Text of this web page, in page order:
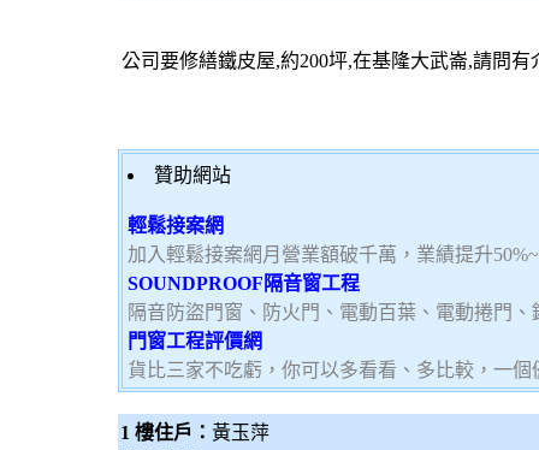
公司要修繕鐵皮屋,約200坪,在基隆大武崙,請問有
贊助網站
輕鬆接案網
加入輕鬆接案網月營業額破千萬，業績提升
SOUNDPROOF隔音窗工程
隔音防盜門窗、防火門、電動百葉、電動捲門
門窗工程評價網
貨比三家不吃虧，你可以多看看、多比較，一
1 樓住戶： 黃玉萍